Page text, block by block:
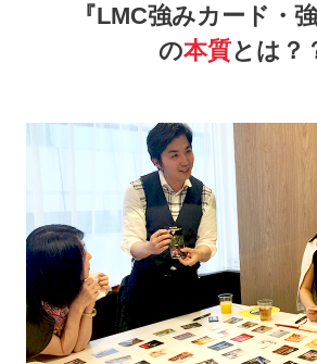
『LMC強みカード・
の本質とは？